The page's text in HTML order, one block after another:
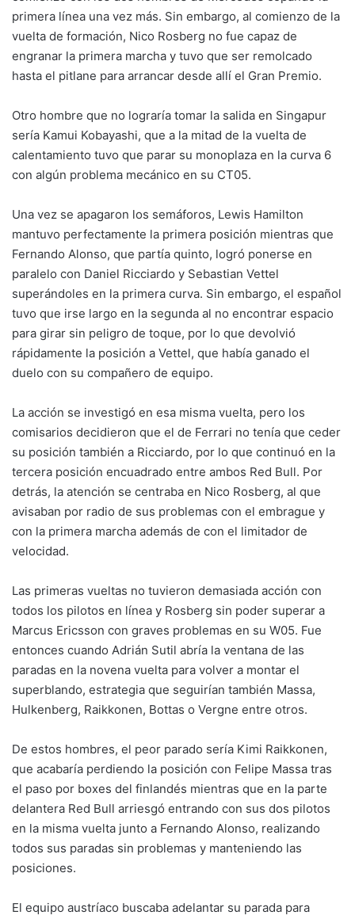
primera línea una vez más. Sin embargo, al comienzo de la
vuelta de formación, Nico Rosberg no fue capaz de
engranar la primera marcha y tuvo que ser remolcado
hasta el pitlane para arrancar desde allí el Gran Premio.
Otro hombre que no lograría tomar la salida en Singapur
sería Kamui Kobayashi, que a la mitad de la vuelta de
calentamiento tuvo que parar su monoplaza en la curva 6
con algún problema mecánico en su CT05.
Una vez se apagaron los semáforos, Lewis Hamilton
mantuvo perfectamente la primera posición mientras que
Fernando Alonso, que partía quinto, logró ponerse en
paralelo con Daniel Ricciardo y Sebastian Vettel
superándoles en la primera curva. Sin embargo, el español
tuvo que irse largo en la segunda al no encontrar espacio
para girar sin peligro de toque, por lo que devolvió
rápidamente la posición a Vettel, que había ganado el
duelo con su compañero de equipo.
La acción se investigó en esa misma vuelta, pero los
comisarios decidieron que el de Ferrari no tenía que ceder
su posición también a Ricciardo, por lo que continuó en la
tercera posición encuadrado entre ambos Red Bull. Por
detrás, la atención se centraba en Nico Rosberg, al que
avisaban por radio de sus problemas con el embrague y
con la primera marcha además de con el limitador de
velocidad.
Las primeras vueltas no tuvieron demasiada acción con
todos los pilotos en línea y Rosberg sin poder superar a
Marcus Ericsson con graves problemas en su W05. Fue
entonces cuando Adrián Sutil abría la ventana de las
paradas en la novena vuelta para volver a montar el
superblando, estrategia que seguirían también Massa,
Hulkenberg, Raikkonen, Bottas o Vergne entre otros.
De estos hombres, el peor parado sería Kimi Raikkonen,
que acabaría perdiendo la posición con Felipe Massa tras
el paso por boxes del finlandés mientras que en la parte
delantera Red Bull arriesgó entrando con sus dos pilotos
en la misma vuelta junto a Fernando Alonso, realizando
todos sus paradas sin problemas y manteniendo las
posiciones.
El equipo austríaco buscaba adelantar su parada para